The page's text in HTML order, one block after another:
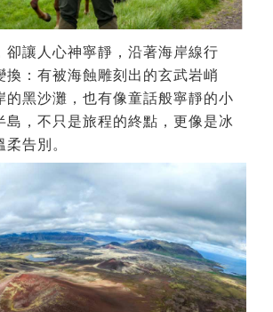
卻讓人心神寧靜，沿著海岸線行
換：有被海蝕雕刻出的玄武岩峭
的黑沙灘，也有像童話般寧靜的小
島，不只是旅程的終點，更像是冰
告別。